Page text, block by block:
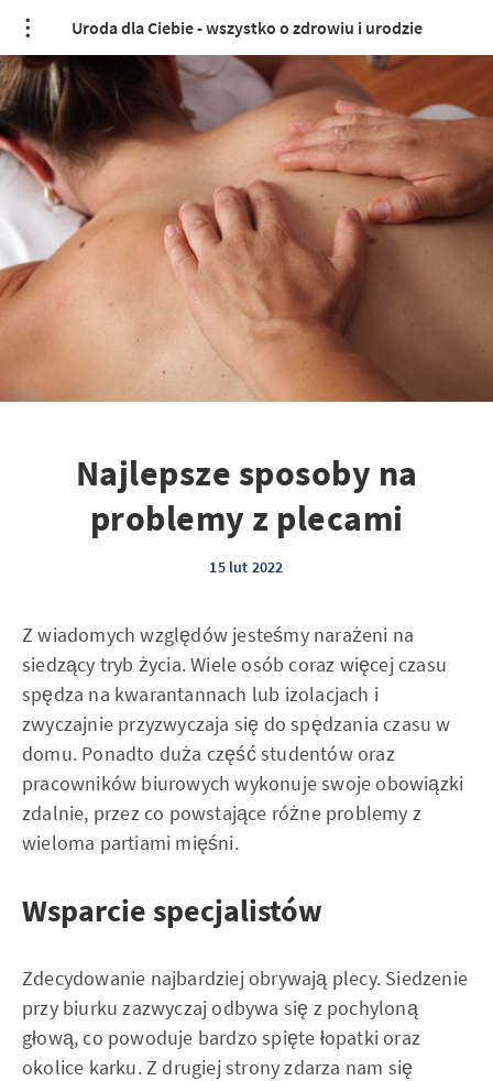
Uroda dla Ciebie - wszystko o zdrowiu i urodzie
Najlepsze sposoby na
problemy z plecami
15 lut 2022
Z wiadomych względów jesteśmy narażeni na
siedzący tryb życia. Wiele osób coraz więcej czasu
spędza na kwarantannach lub izolacjach i
zwyczajnie przyzwyczaja się do spędzania czasu w
domu. Ponadto duża część studentów oraz
pracowników biurowych wykonuje swoje obowiązki
zdalnie, przez co powstające różne problemy z
wieloma partiami mięśni.
Wsparcie specjalistów
Zdecydowanie najbardziej obrywają plecy. Siedzenie
przy biurku zazwyczaj odbywa się z pochyloną
głową, co powoduje bardzo spięte łopatki oraz
okolice karku. Z drugiej strony zdarza nam się